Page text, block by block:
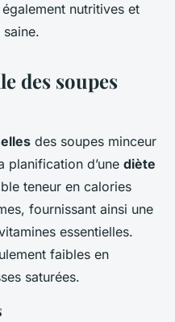
nutritives et
des soupes
des soupes minceur
planification d’une diète
teneur en calories
fournissant ainsi une
essentielles.
faibles en
saturées.